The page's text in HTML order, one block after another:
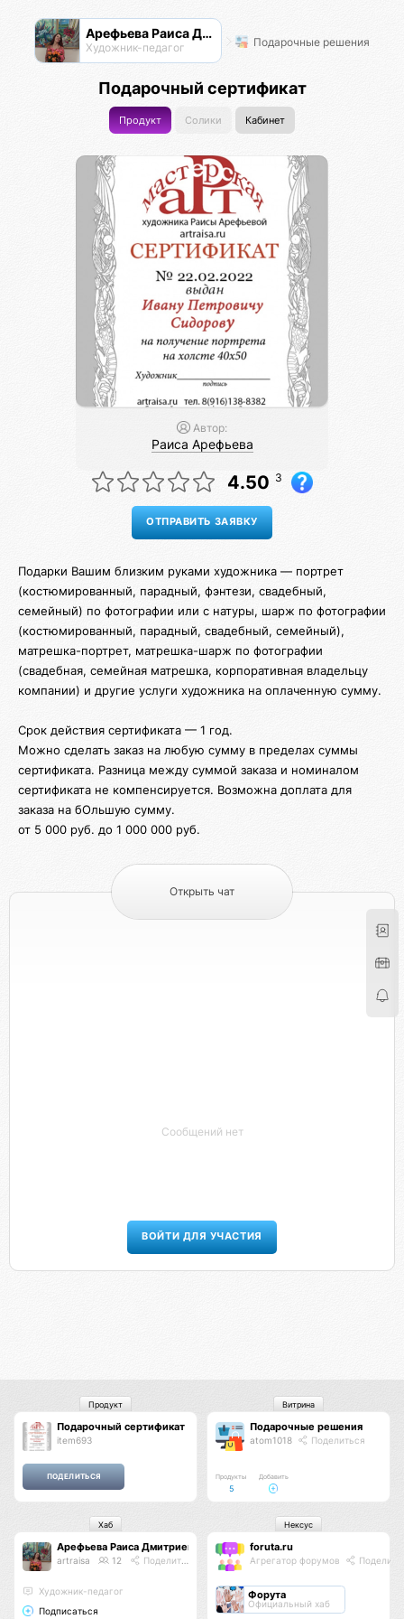
Арефьева Раиса Дмитриевна
Художник-педагог Подарочные решения
Подарочный сертификат
Продукт Солики Кабинет
Автор:
Раиса Арефьева
4.50 3
Подарки Вашим близким руками художника — портрет
(костюмированный, парадный, фэнтези, свадебный,
семейный) по фотографии или с натуры, шарж по фотографии
(костюмированный, парадный, свадебный, семейный),
матрешка-портрет, матрешка-шарж по фотографии
(свадебная, семейная матрешка, корпоративная владельцу
компании) и другие услуги художника на оплаченную сумму.
Срок действия сертификата — 1 год.
Можно сделать заказ на любую сумму в пределах суммы
сертификата. Разница между суммой заказа и номиналом
сертификата не компенсируется. Возможна доплата для
заказа на бОльшую сумму.
от 5 000 руб. до 1 000 000 руб.
Открыть чат
Сообщений нет
ВОЙТИ ДЛЯ УЧАСТИЯ
Подарочный сертификат
item693
Продукт
Подарочные решения
atom1018 Поделиться
Продукты
5
Добавить
Витрина
Арефьева Раиса Дмитриевна
artraisa 12 Поделиться
Художник-педагог
Подписаться
Хаб
foruta.ru
Агрегатор форумов
Форута
Официальный хаб
Нексус